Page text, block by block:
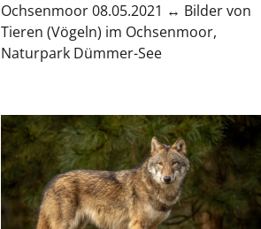
Ochsenmoor 08.05.2021 ↔ Bilder von
Tieren (Vögeln) im Ochsenmoor,
Naturpark Dümmer-See